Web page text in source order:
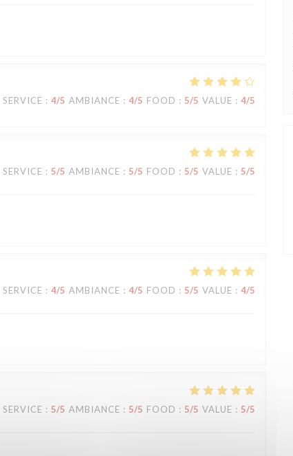
SERVICE : 4/5 AMBIANCE : 4/5 FOOD : 5/5 VALUE : 4/5
SERVICE : 5/5 AMBIANCE : 5/5 FOOD : 5/5 VALUE : 5/5
SERVICE : 4/5 AMBIANCE : 4/5 FOOD : 5/5 VALUE : 4/5
SERVICE : 5/5 AMBIANCE : 5/5 FOOD : 5/5 VALUE : 5/5